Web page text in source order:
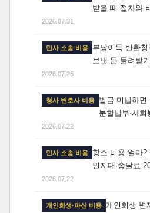
받을 때 절차와
2026.07.31
민사 소송 비용
부당이득 반환
보낸 돈 돌려받기
2026.07.25
형사 변호사 비용
벌금 미납하면
분할납부·사
2026.07.22
민사 소송 비용
항소 비용 얼마
인지대·송달료
2026.07.22
개인회생·파산 비용 개인회생 변